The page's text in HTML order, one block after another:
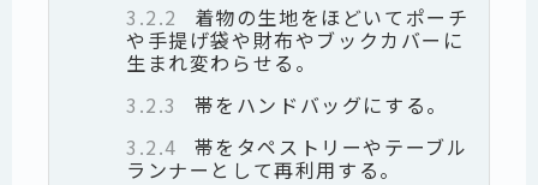
3.2.2
着物の生地をほどいてポーチ
や手提げ袋や財布やブックカバーに
生まれ変わらせる。
3.2.3
帯をハンドバッグにする。
3.2.4
帯をタペストリーやテーブル
ランナーとして再利用する。